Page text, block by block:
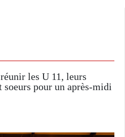
les U 11, leurs
soeurs pour un après-midi